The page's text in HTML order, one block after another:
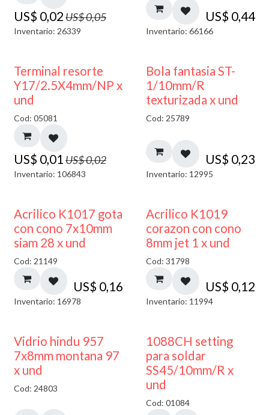
US$ 0,02US$0,05
Inventario: 26339
US$ 0,44
Inventario: 66166
50% DESCUENTO
Terminal resorte
Y17/2.5X4mm/NP x
und
Cod: 05081
US$ 0,01US$0,02
Inventario: 106843
Bola fantasia ST-
1/10mm/R
texturizada x und
Cod: 25789
US$ 0,23
Inventario: 12995
Acrilico K1017 gota
con cono 7x10mm
siam 28 x und
Cod: 21149
US$ 0,16
Inventario: 16978
Acrilico K1019
corazon con cono
8mm jet 1 x und
Cod: 31798
US$ 0,12
Inventario: 11994
40% DESCUENTO
Vidrio hindu 957
7x8mm montana 97
x und
Cod: 24803
1088CH setting
para soldar
SS45/10mm/R x
und
Cod: 01084